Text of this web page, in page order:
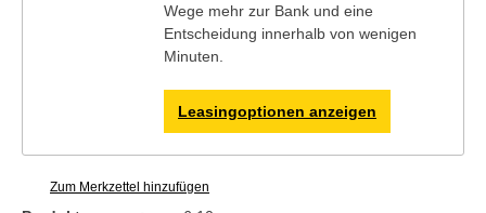
Wege mehr zur Bank und eine
Entscheidung innerhalb von wenigen
Minuten.
Leasingoptionen anzeigen
Zum Merkzettel hinzufügen